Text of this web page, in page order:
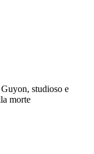
studioso e
morte